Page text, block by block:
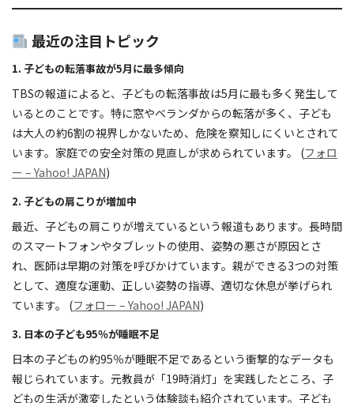
最近の注目トピック
1. 子どもの転落事故が5月に最多傾向
TBSの報道によると、子どもの転落事故は5月に最も多く発生して
いるとのことです。特に窓やベランダからの転落が多く、子ども
は大人の約6割の視界しかないため、危険を察知しにくいとされて
います。家庭での安全対策の見直しが求められています。 (フォロ
ー – Yahoo! JAPAN)
2. 子どもの肩こりが増加中
最近、子どもの肩こりが増えているという報道もあります。長時間
のスマートフォンやタブレットの使用、姿勢の悪さが原因とさ
れ、医師は早期の対策を呼びかけています。親ができる3つの対策
として、適度な運動、正しい姿勢の指導、適切な休息が挙げられ
ています。 (フォロー – Yahoo! JAPAN)
3. 日本の子ども95％が睡眠不足
日本の子どもの約95％が睡眠不足であるという衝撃的なデータも
報じられています。元教員が「19時消灯」を実践したところ、子
どもの生活が激変したという体験談も紹介されています。子ども